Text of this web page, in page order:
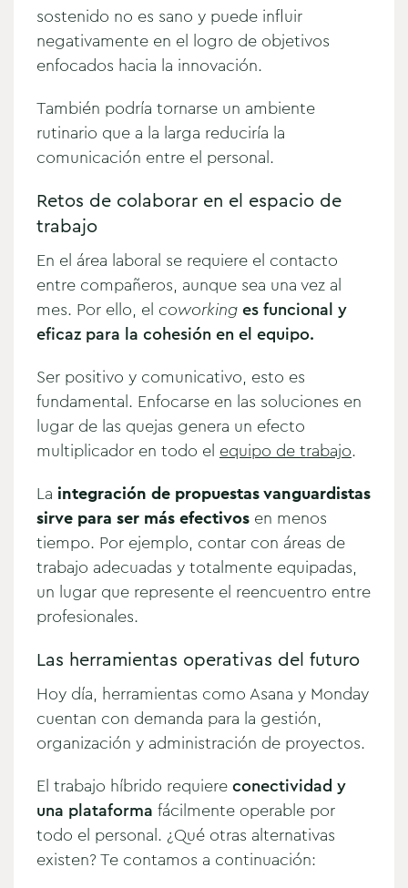
sostenido no es sano y puede influir
negativamente en el logro de objetivos
enfocados hacia la innovación.
También podría tornarse un ambiente
rutinario que a la larga reduciría la
comunicación entre el personal.
Retos de colaborar en el espacio de
trabajo
En el área laboral se requiere el contacto
entre compañeros, aunque sea una vez al
mes. Por ello, el coworkinges funcional y
eficaz para la cohesión en el equipo.
Ser positivo y comunicativo, esto es
fundamental. Enfocarse en las soluciones en
lugar de las quejas genera un efecto
multiplicador en todo el equipo de trabajo.
La integración de propuestas vanguardistas
sirve para ser más efectivos en menos
tiempo. Por ejemplo, contar con áreas de
trabajo adecuadas y totalmente equipadas,
un lugar que represente el reencuentro entre
profesionales.
Las herramientas operativas del futuro
Hoy día, herramientas como Asana y Monday
cuentan con demanda para la gestión,
organización y administración de proyectos.
El trabajo híbrido requiereconectividad y
una plataforma fácilmente operable por
todo el personal. ¿Qué otras alternativas
existen? Te contamos a continuación: